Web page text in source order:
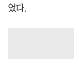
었다.